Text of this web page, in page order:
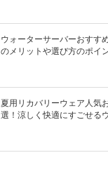
ウォーターサーバーおすす
のメリットや選び方のポイ
夏用リカバリーウェア人気
選！涼しく快適にすごせる